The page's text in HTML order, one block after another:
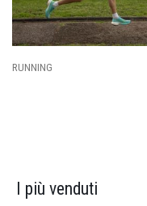
I più venduti